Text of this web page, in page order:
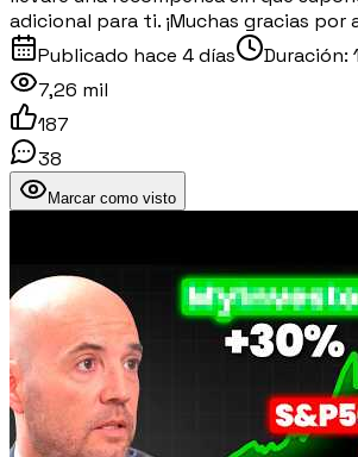
adicional para ti. ¡Muchas gracias por
Publicado hace 4 días Duración:
7,26 mil
187
38
Marcar como visto